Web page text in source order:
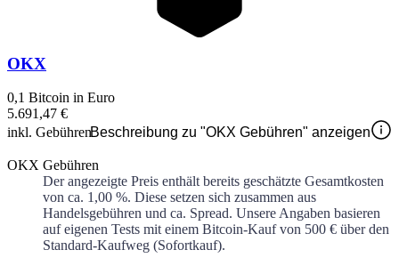
OKX
0,1 Bitcoin in Euro
5.691,47 €
inkl. GebührenBeschreibung zu "OKX Gebühren" anzeigen
OKX Gebühren
Der angezeigte Preis enthält bereits geschätzte Gesamtkosten
von ca. 1,00 %. Diese setzen sich zusammen aus
Handelsgebühren und ca. Spread. Unsere Angaben basieren
auf eigenen Tests mit einem Bitcoin-Kauf von 500 € über den
Standard-Kaufweg (Sofortkauf).